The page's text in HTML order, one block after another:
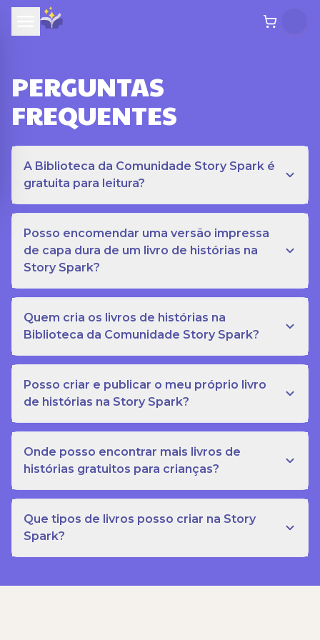
PERGUNTAS
FREQUENTES
A Biblioteca da Comunidade Story Spark é
gratuita para leitura?
Posso encomendar uma versão impressa
de capa dura de um livro de histórias na
Story Spark?
Quem cria os livros de histórias na
Biblioteca da Comunidade Story Spark?
Posso criar e publicar o meu próprio livro
de histórias na Story Spark?
Onde posso encontrar mais livros de
histórias gratuitos para crianças?
Que tipos de livros posso criar na Story
Spark?